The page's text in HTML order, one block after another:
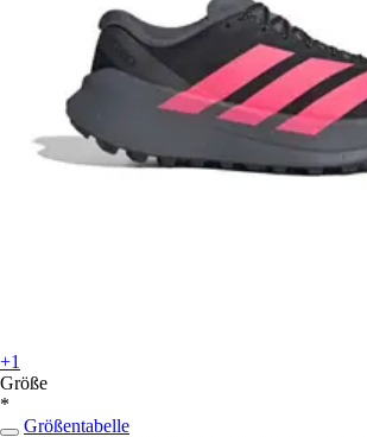
+1
Größe
*
Größentabelle